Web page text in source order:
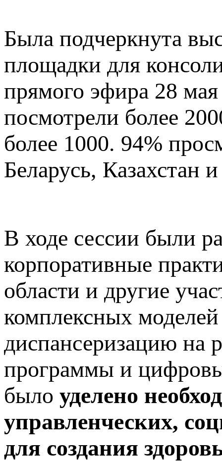
Была подчеркнута
площадки для
прямого эфира 28
посмотрели более
более 1000. 94%
Беларусь, Казахстан
В ходе сессии были
корпоративные
области и другие
комплексных
диспансеризацию на
программы и
было уделено
управленческих,
для создания